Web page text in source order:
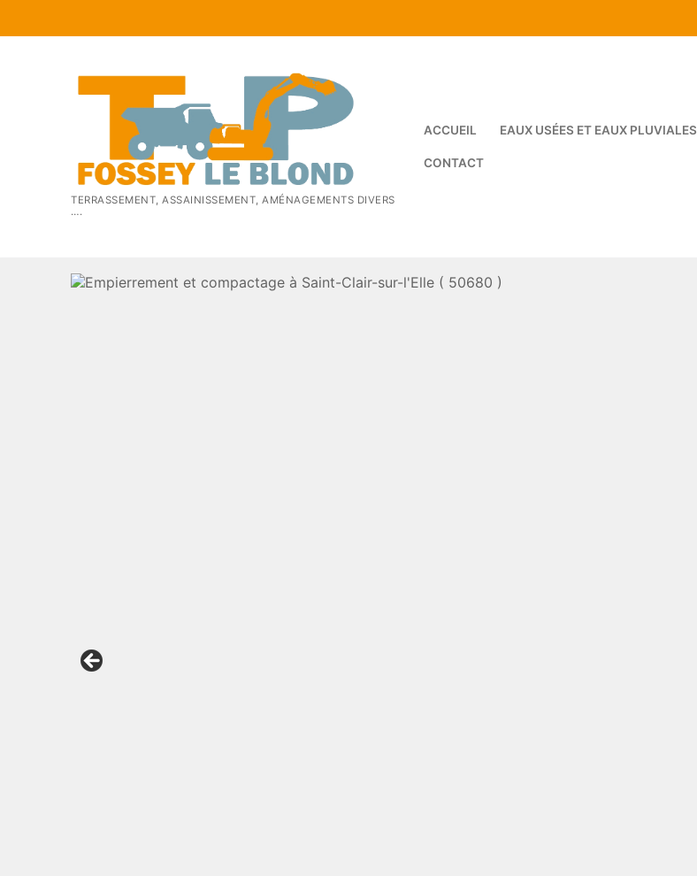
au
TERRASSEMENT, ASSAINISSEMENT, AMÉNAGEMENTS DIVERS
….
ACCUEIL EAUX USÉES ET EAUX PLUVIALES
CONTACT
Assainissement : Fosse Toutes Eaux